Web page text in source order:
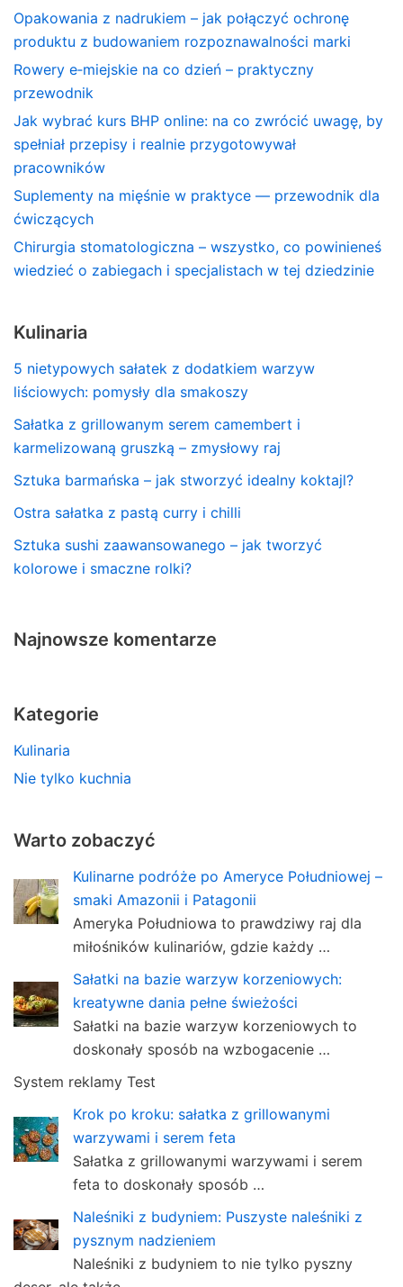
Opakowania z nadrukiem – jak połączyć ochronę
produktu z budowaniem rozpoznawalności marki
Rowery e‑miejskie na co dzień – praktyczny
przewodnik
Jak wybrać kurs BHP online: na co zwrócić uwagę, by
spełniał przepisy i realnie przygotowywał
pracowników
Suplementy na mięśnie w praktyce — przewodnik dla
ćwiczących
Chirurgia stomatologiczna – wszystko, co powinieneś
wiedzieć o zabiegach i specjalistach w tej dziedzinie
Kulinaria
5 nietypowych sałatek z dodatkiem warzyw
liściowych: pomysły dla smakoszy
Sałatka z grillowanym serem camembert i
karmelizowaną gruszką – zmysłowy raj
Sztuka barmańska – jak stworzyć idealny koktajl?
Ostra sałatka z pastą curry i chilli
Sztuka sushi zaawansowanego – jak tworzyć
kolorowe i smaczne rolki?
Najnowsze komentarze
Kategorie
Kulinaria
Nie tylko kuchnia
Warto zobaczyć
Kulinarne podróże po Ameryce Południowej –
smaki Amazonii i Patagonii
Ameryka Południowa to prawdziwy raj dla
miłośników kulinariów, gdzie każdy …
Sałatki na bazie warzyw korzeniowych:
kreatywne dania pełne świeżości
Sałatki na bazie warzyw korzeniowych to
doskonały sposób na wzbogacenie …
System reklamy Test
Krok po kroku: sałatka z grillowanymi
warzywami i serem feta
Sałatka z grillowanymi warzywami i serem
feta to doskonały sposób …
Naleśniki z budyniem: Puszyste naleśniki z
pysznym nadzieniem
Naleśniki z budyniem to nie tylko pyszny